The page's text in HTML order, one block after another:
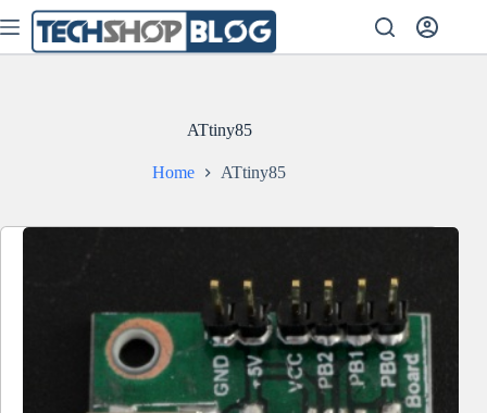
to
content
ATtiny85
Home ATtiny85